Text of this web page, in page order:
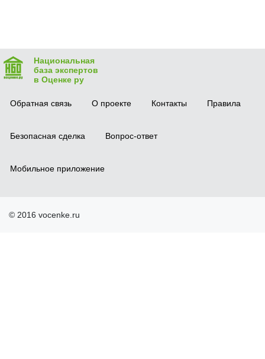
Национальная
база экспертов
в Оценке ру
Обратная связь О проекте Контакты Правила
Безопасная сделка Вопрос-ответ
Мобильное приложение
© 2016 vocenke.ru